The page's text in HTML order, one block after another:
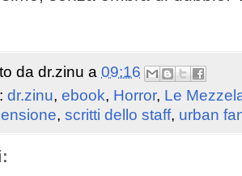
da dr.zinu a 09:16
dr.zinu, ebook, Horror, Le
, scritti dello staff, urban